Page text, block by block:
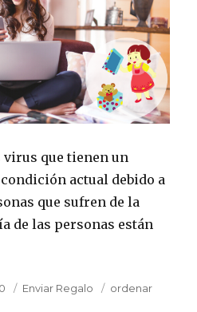
virus que tienen un
actual debido a
que sufren de la
de las personas están
Category
Enviar Regalo Tags
ordenar